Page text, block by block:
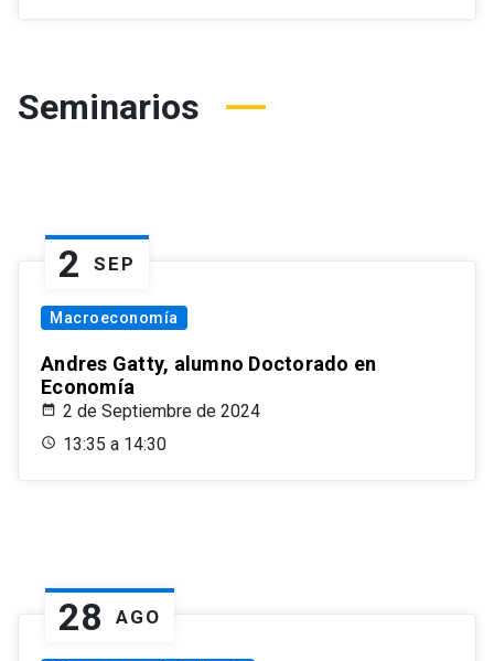
Seminarios
2 SEP
Macroeconomía
Andres Gatty, alumno Doctorado en
Economía
2 de Septiembre de 2024
13:35 a 14:30
28 AGO